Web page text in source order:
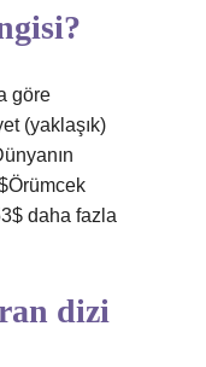
göre
(yaklaşık)
daha fazla
dizi